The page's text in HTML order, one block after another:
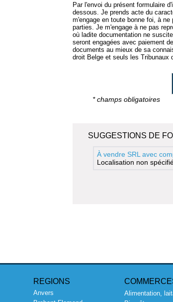
Par l'envoi du présent formulaire
dessous. Je prends acte du
m'engage en toute bonne foi, à
parties. Je m'engage à ne pas
où ladite documentation ne
seront engagées avec paiement
documents au mieux de sa
droit Belge et seuls les Tribunaux
* champs obligatoires
SUGGESTIONS DE
À vendre SRL avec
Localisation non
REGIONS
Anvers
Alimentation,